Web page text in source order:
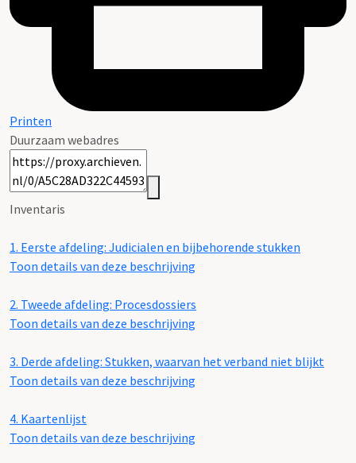
Printen
Duurzaam webadres
Inventaris
1. Eerste afdeling: Judicialen en bijbehorende stukken
Toon details van deze beschrijving
2. Tweede afdeling: Procesdossiers
Toon details van deze beschrijving
3. Derde afdeling: Stukken, waarvan het verband niet blijkt
Toon details van deze beschrijving
4. Kaartenlijst
Toon details van deze beschrijving